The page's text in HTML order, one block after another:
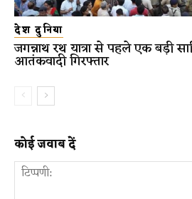
देश दुनिया
जगन्नाथ रथ यात्रा से पहले एक बड़ी
आतंकवादी गिरफ्तार
कोई जवाब दें